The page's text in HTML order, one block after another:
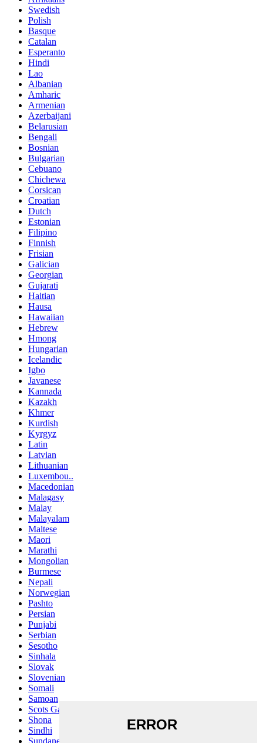
Swedish
Polish
Basque
Catalan
Esperanto
Hindi
Lao
Albanian
Amharic
Armenian
Azerbaijani
Belarusian
Bengali
Bosnian
Bulgarian
Cebuano
Chichewa
Corsican
Croatian
Dutch
Estonian
Filipino
Finnish
Frisian
Galician
Georgian
Gujarati
Haitian
Hausa
Hawaiian
Hebrew
Hmong
Hungarian
Icelandic
Igbo
Javanese
Kannada
Kazakh
Khmer
Kurdish
Kyrgyz
Latin
Latvian
Lithuanian
Luxembou..
Macedonian
Malagasy
Malay
Malayalam
Maltese
Maori
Marathi
Mongolian
Burmese
Nepali
Norwegian
Pashto
Persian
Punjabi
Serbian
Sesotho
Sinhala
Slovak
Slovenian
Somali
Samoan
Scots Gaelic
Shona
Sindhi
Sundanese